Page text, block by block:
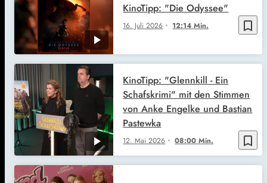
bookmark_border
16. Juli 2026 12:14 Min.
KinoTipp: "Die Odyssee"
bookmark_border
12. Mai 2026 08:00 Min.
KinoTipp: "Glennkill - Ein
Schafskrimi" mit den Stimmen
von Anke Engelke und Bastian
Pastewka